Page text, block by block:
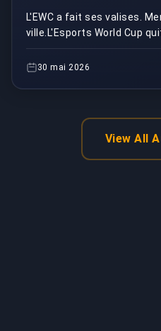
|
L'EWC a fait ses valises.
ville.L'Esports World Cup
Paris cet ete, et la moitie
30 mai 2026
View All